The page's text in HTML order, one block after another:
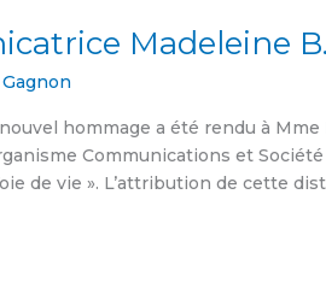
Madeleine
nouvel hommage a été rendu à
Communications et
de vie ». L’attribution de cette